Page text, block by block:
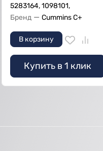
5283164, 1098101,
Бренд — Cummins C+
В корзину
Купить в 1 клик